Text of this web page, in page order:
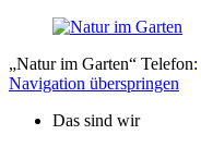
„Natur im Garten“ Telefon:
Navigation überspringen
Das sind wir